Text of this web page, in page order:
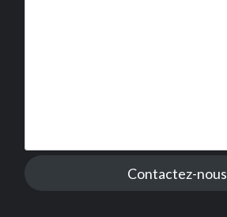
Contactez-nous